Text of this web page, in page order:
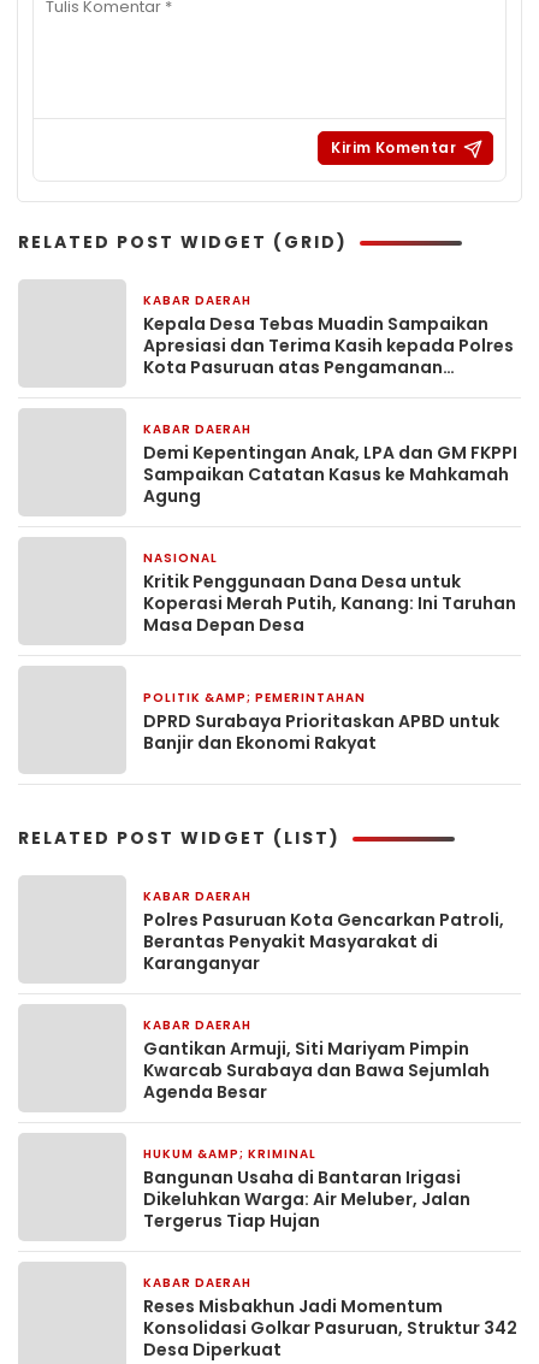
RELATED POST WIDGET (GRID)
KABAR DAERAH
Kepala Desa Tebas Muadin Sampaikan
Apresiasi dan Terima Kasih kepada Polres
Kota Pasuruan atas Pengamanan
KABAR DAERAH
Demi Kepentingan Anak, LPA dan GM FKPPI
Sampaikan Catatan Kasus ke Mahkamah
Agung
NASIONAL
Kritik Penggunaan Dana Desa untuk
Koperasi Merah Putih, Kanang: Ini Taruhan
Masa Depan Desa
POLITIK &AMP; PEMERINTAHAN
DPRD Surabaya Prioritaskan APBD untuk
Banjir dan Ekonomi Rakyat
RELATED POST WIDGET (LIST)
KABAR DAERAH
Polres Pasuruan Kota Gencarkan Patroli,
Berantas Penyakit Masyarakat di
Karanganyar
KABAR DAERAH
Gantikan Armuji, Siti Mariyam Pimpin
Kwarcab Surabaya dan Bawa Sejumlah
Agenda Besar
HUKUM &AMP; KRIMINAL
Bangunan Usaha di Bantaran Irigasi
Dikeluhkan Warga: Air Meluber, Jalan
Tergerus Tiap Hujan
KABAR DAERAH
Reses Misbakhun Jadi Momentum
Konsolidasi Golkar Pasuruan, Struktur 342
Desa Diperkuat